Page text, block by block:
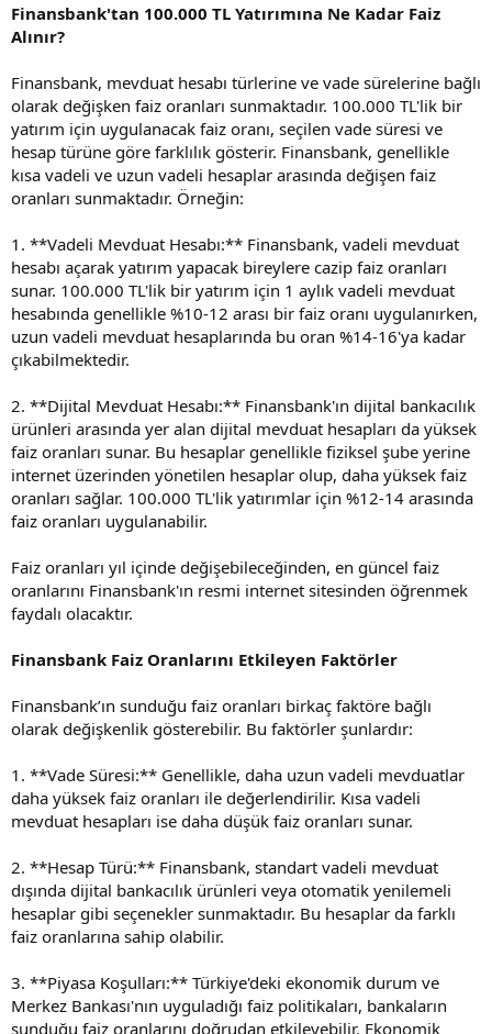
Finansbank'tan 100.000 TL Yatırımına Ne Kadar Faiz
Alınır?
Finansbank, mevduat hesabı türlerine ve vade sürelerine bağlı
olarak değişken faiz oranları sunmaktadır. 100.000 TL'lik bir
yatırım için uygulanacak faiz oranı, seçilen vade süresi ve
hesap türüne göre farklılık gösterir. Finansbank, genellikle
kısa vadeli ve uzun vadeli hesaplar arasında değişen faiz
oranları sunmaktadır. Örneğin:
1. **Vadeli Mevduat Hesabı:** Finansbank, vadeli mevduat
hesabı açarak yatırım yapacak bireylere cazip faiz oranları
sunar. 100.000 TL'lik bir yatırım için 1 aylık vadeli mevduat
hesabında genellikle %10-12 arası bir faiz oranı uygulanırken,
uzun vadeli mevduat hesaplarında bu oran %14-16'ya kadar
çıkabilmektedir.
2. **Dijital Mevduat Hesabı:** Finansbank'ın dijital bankacılık
ürünleri arasında yer alan dijital mevduat hesapları da yüksek
faiz oranları sunar. Bu hesaplar genellikle fiziksel şube yerine
internet üzerinden yönetilen hesaplar olup, daha yüksek faiz
oranları sağlar. 100.000 TL'lik yatırımlar için %12-14 arasında
faiz oranları uygulanabilir.
Faiz oranları yıl içinde değişebileceğinden, en güncel faiz
oranlarını Finansbank'ın resmi internet sitesinden öğrenmek
faydalı olacaktır.
Finansbank Faiz Oranlarını Etkileyen Faktörler
Finansbank’ın sunduğu faiz oranları birkaç faktöre bağlı
olarak değişkenlik gösterebilir. Bu faktörler şunlardır:
1. **Vade Süresi:** Genellikle, daha uzun vadeli mevduatlar
daha yüksek faiz oranları ile değerlendirilir. Kısa vadeli
mevduat hesapları ise daha düşük faiz oranları sunar.
2. **Hesap Türü:** Finansbank, standart vadeli mevduat
dışında dijital bankacılık ürünleri veya otomatik yenilemeli
hesaplar gibi seçenekler sunmaktadır. Bu hesaplar da farklı
faiz oranlarına sahip olabilir.
3. **Piyasa Koşulları:** Türkiye'deki ekonomik durum ve
Merkez Bankası'nın uyguladığı faiz politikaları, bankaların
sunduğu faiz oranlarını doğrudan etkileyebilir. Ekonomik